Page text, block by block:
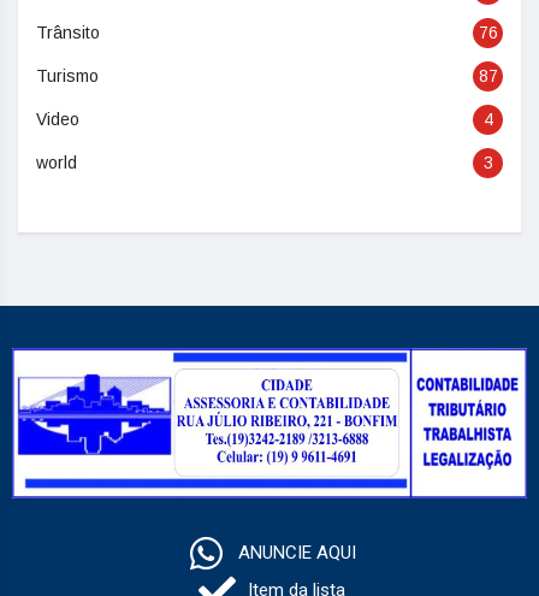
Trânsito 76
Turismo 87
Video 4
world 3
ANUNCIE AQUI
Item da lista